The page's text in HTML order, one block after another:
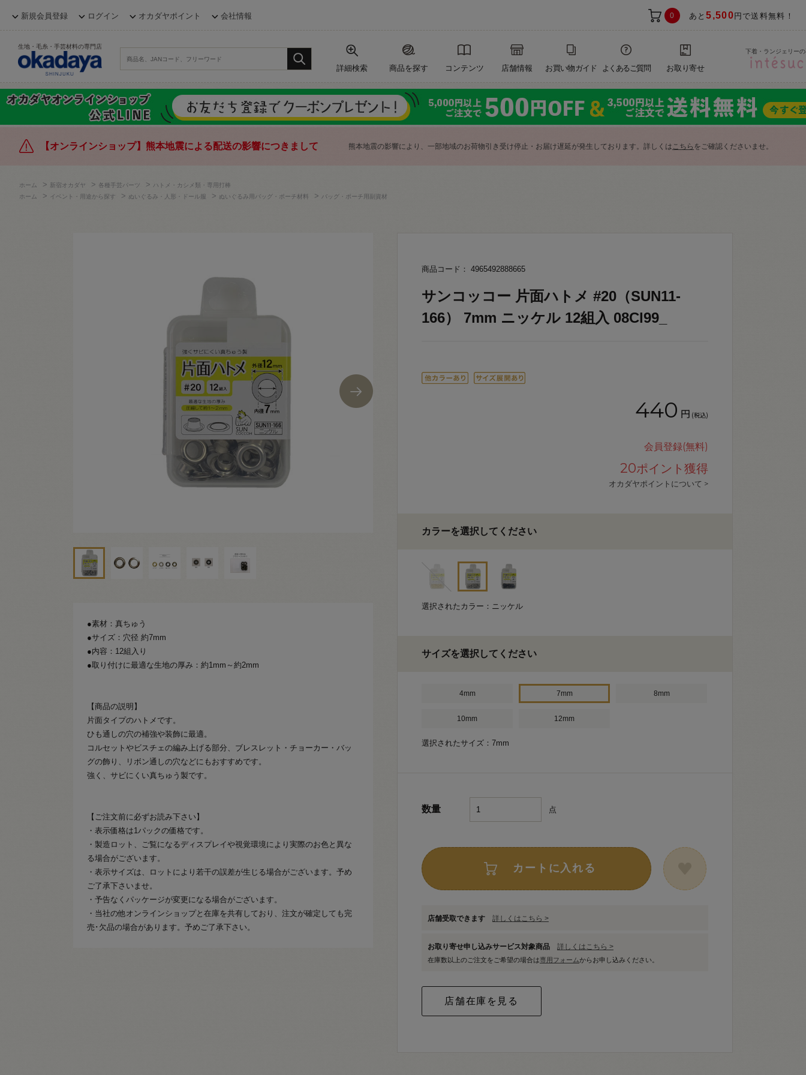
新規会員登録 ログイン オカダヤポイント 会社情報 0 あと5,500 円で送料無料！
生地・毛糸・手芸材料の専門店
詳細検索 商品を探す コンテンツ 店舗情報 お買い物ガイド よくあるご質問 お取り寄せ
下着・ランジェリー
【オンラインショップ】熊本地震による配送の影響につきまして 熊本地震の影響により、一部地域のお荷物引き受け停止・お届け遅延が発生しております。詳しくはこちら をご確認くださいませ。
ホーム > 新宿オカダヤ > 各種手芸パーツ > ハトメ・カシメ類・専用打棒
ホーム
> イベント・用途から探す > ぬいぐるみ・人形・ドール服 > ぬいぐるみ用バッグ・ポーチ材料 > バッグ・ポーチ用副資材
●素材：真ちゅう
●サイズ：穴径 約7mm
●内容：12組入り
●取り付けに最適な生地の厚み：約1mm～約2mm
【商品の説明】
片面タイプのハトメです。
ひも通しの穴の補強や装飾に最適。
コルセットやビスチェの編み上げる部分、ブレスレット・チョーカー・バッ
グの飾り、リボン通しの穴などにもおすすめです。
強く、サビにくい真ちゅう製です。
【ご注文前に必ずお読み下さい】
・表示価格は1パックの価格です。
・製造ロット、ご覧になるディスプレイや視覚環境により実際のお色と異な
る場合がございます。
・表示サイズは、ロットにより若干の誤差が生じる場合がございます。予め
ご了承下さいませ。
・予告なくパッケージが変更になる場合がございます。
・当社の他オンラインショップと在庫を共有しており、注文が確定しても完
売･欠品の場合があります。予めご了承下さい。
商品コード： 4965492888665
サンコッコー 片面ハトメ #20（SUN11-
166） 7mm ニッケル 12組入 08Cl99_
440 円 (税込)
会員登録(無料)
20ポイント獲得
オカダヤポイントについて >
カラーを選択してください
選択されたカラー：ニッケル
サイズを選択してください
4mm 7mm 8mm
10mm 12mm
選択されたサイズ：7mm
数量 点
カートに入れる
店舗受取できます 詳しくはこちら >
お取り寄せ申し込みサービス対象商品 詳しくはこちら >
在庫数以上のご注文をご希望の場合は専用フォームからお申し込みください。